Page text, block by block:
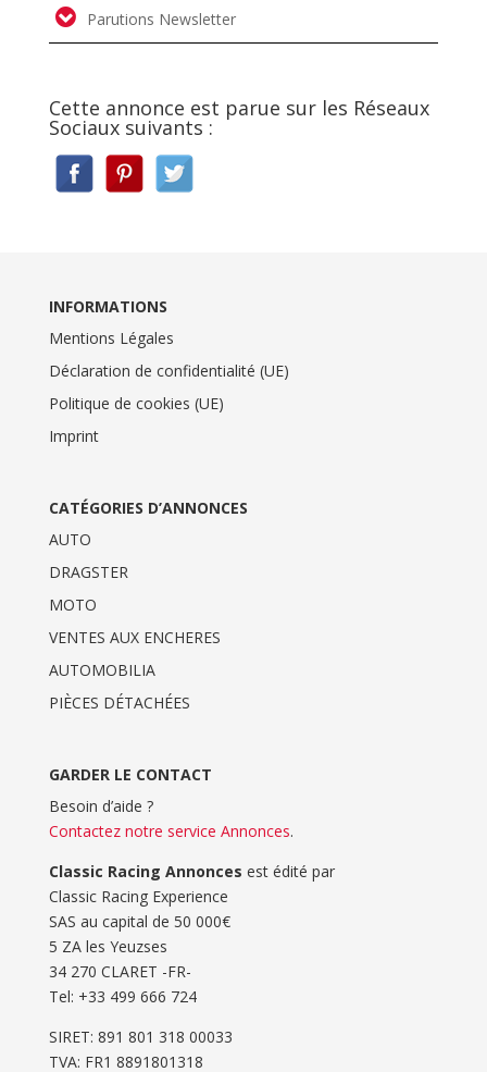
Parutions Newsletter
Cette annonce est parue sur les Réseaux
Sociaux suivants :
INFORMATIONS
Mentions Légales
Déclaration de confidentialité (UE)
Politique de cookies (UE)
Imprint
CATÉGORIES D’ANNONCES
AUTO
DRAGSTER
MOTO
VENTES AUX ENCHERES
AUTOMOBILIA
PIÈCES DÉTACHÉES
GARDER LE CONTACT
Besoin d’aide ?
Contactez notre service Annonces.
Classic Racing Annonces est édité par
Classic Racing Experience
SAS au capital de 50 000€
5 ZA les Yeuzses
34 270 CLARET -FR-
Tel: ‭+33 499 666 724‬
SIRET: 891 801 318 00033
TVA: FR1 8891801318